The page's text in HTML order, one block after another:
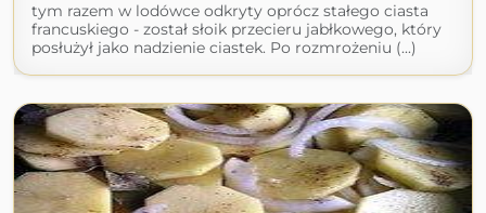
tym razem w lodówce odkryty oprócz stałego ciasta
francuskiego - został słoik przecieru jabłkowego, który
posłużył jako nadzienie ciastek. Po rozmrożeniu (...)